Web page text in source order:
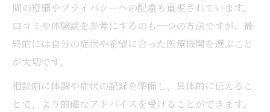
間の短縮やプライバシーへの配慮も重視されています。
口コミや体験談を参考にするのも一つの方法ですが、最
終的には自分の症状や希望に合った医療機関を選ぶこと
が大切です。
相談前に体調や症状の記録を準備し、具体的に伝えるこ
とで、より的確なアドバイスを受けることができます。